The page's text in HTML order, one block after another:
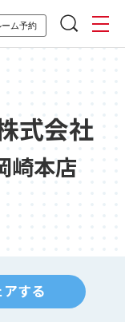
ム予約
式会社
崎本店
アする